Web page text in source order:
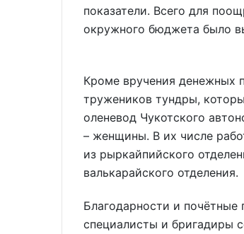
показатели. Всего для
окружного бюджета было
Кроме вручения денежных
тружеников тундры,
оленевод Чукотского
– женщины. В их числе
из рыркайпийского
валькарайского отделения.
Благодарности и почётные
специалисты и бригадиры